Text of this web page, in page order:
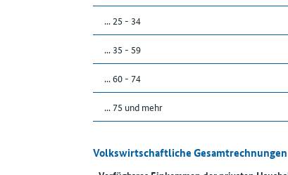
... 25 - 34
... 35 - 59
... 60 - 74
... 75 und mehr
Volkswirtschaftliche Gesamtrechnungen